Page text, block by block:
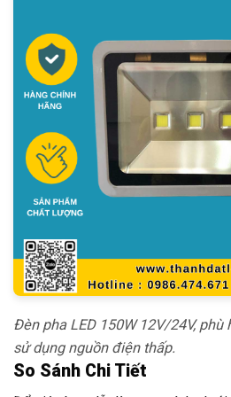
Đèn pha LED 150W 12V/24V,
sử dụng nguồn điện thấp.
So Sánh Chi Tiết